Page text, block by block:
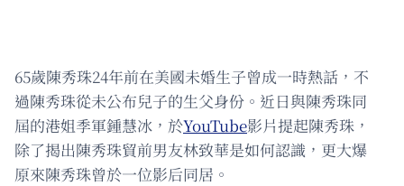
65歲陳秀珠24年前在美國未婚生子曾成一時熱話，不
過陳秀珠從未公布兒子的生父身份。近日與陳秀珠同
屆的港姐季軍鍾慧冰，於YouTube影片提起陳秀珠，
除了揭出陳秀珠貿前男友林致華是如何認識，更大爆
原來陳秀珠曾於一位影后同居。